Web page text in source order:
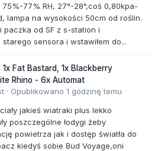
75%-77% RH, 27°-28°,coś 0,80kpa-
lampa na wysokości 50cm od roślin.
paczka od SF z s-station i
starego sensora i wstawiłem do...
Fat Bastard, 1x Blackberry
Rhino - 6x Automat
· Opublikowano 1 godzinę temu
jakieś wiatraki plus lekko
poszczególne łodygi żeby
powietrza jak i dostęp światła do
kiedyś sobie Bud Voyage,oni